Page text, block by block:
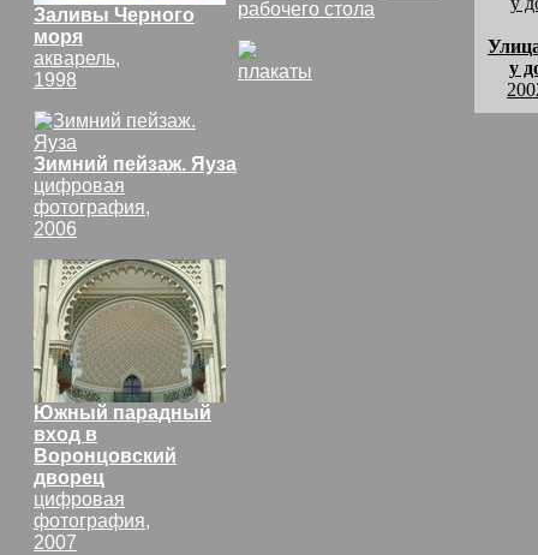
Заливы Черного
моря
акварель,
1998
Зимний пейзаж. Яуза
цифровая
фотография,
2006
Южный парадный
вход в
Воронцовский
дворец
цифровая
фотография,
2007
рабочего стола
плакаты
у